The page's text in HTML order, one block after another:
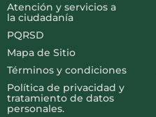
Atención y servicios a
la ciudadanía
PQRSD
Mapa de Sitio
Términos y condiciones
Política de privacidad y
tratamiento de datos
personales.